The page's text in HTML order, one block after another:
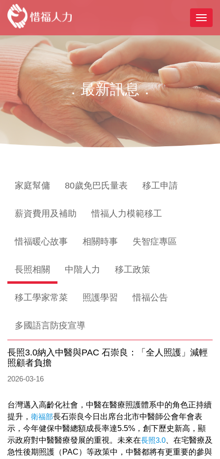
．最新訊息．
家庭幫傭 80歲免巴氏量表 移工申請
薪資費用及補助 惜福人力模範移工
惜福暖心故事 相關時事 失智症專區
長照相關 中階人力 移工政策
移工學家常菜 照護學習 惜福公告
多國語言防疫宣導
長照3.0納入中醫與PAC 石崇良：「全人照護」減輕
照顧者負擔
2026-03-16
台灣邁入高齡化社會，中醫在醫療照護體系中的角色正持續
提升， 衛福部長石崇良今日出席台北市中醫師公會年會表
示，今年健保中醫總額成長率達5.5%，創下歷史新高，顯
示政府對中醫醫療發展的重視。未來在長照3.0 、在宅醫療及
急性後期照護（PAC）等政策中，中醫都將有更重要的參與